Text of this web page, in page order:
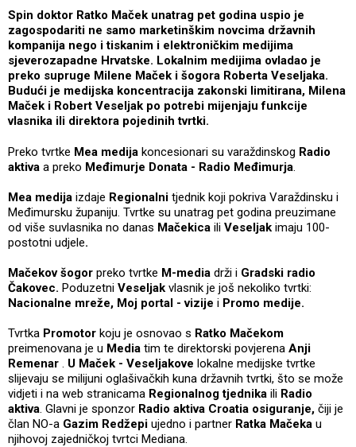
Spin doktor Ratko Maček unatrag pet godina uspio je
zagospodariti ne samo marketinškim novcima državnih
kompanija nego i tiskanim i elektroničkim medijima
sjeverozapadne Hrvatske. Lokalnim medijima ovladao je
preko supruge Milene Maček i šogora Roberta Veseljaka.
Budući je medijska koncentracija zakonski limitirana, Milena
Maček i Robert Veseljak po potrebi mijenjaju funkcije
vlasnika ili direktora pojedinih tvrtki.
Preko tvrtke Mea medija koncesionari su varaždinskog Radio
aktiva a preko Međimurje Donata - Radio Međimurja.
Mea medija izdaje Regionalni tjednik koji pokriva Varaždinsku i
Međimursku županiju. Tvrtke su unatrag pet godina preuzimane
od više suvlasnika no danas Mačekica ili Veseljak imaju 100-
postotni udjele.
Mačekov šogor preko tvrtke M-media drži i Gradski radio
Čakovec. Poduzetni Veseljak vlasnik je još nekoliko tvrtki:
Nacionalne mreže, Moj portal - vizije i Promo medije.
Tvrtka Promotor koju je osnovao s Ratko Mačekom
preimenovana je u Media tim te direktorski povjerena Anji
Remenar . U Maček - Veseljakove lokalne medijske tvrtke
slijevaju se milijuni oglašivačkih kuna državnih tvrtki, što se može
vidjeti i na web stranicama Regionalnog tjednika ili Radio
aktiva. Glavni je sponzor Radio aktiva Croatia osiguranje, čiji je
član NO-a Gazim Redžepi ujedno i partner Ratka Mačeka u
njihovoj zajedničkoj tvrtci Mediana.